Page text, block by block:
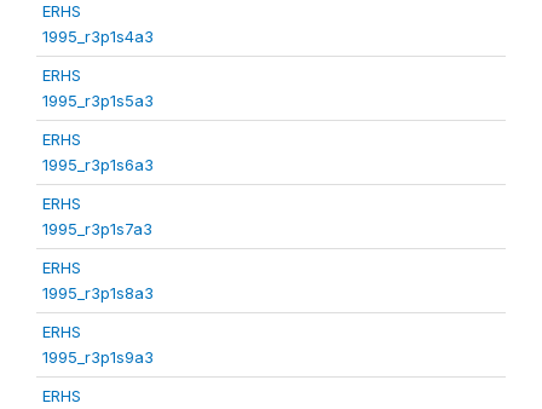
ERHS
1995_r3p1s4a3
ERHS
1995_r3p1s5a3
ERHS
1995_r3p1s6a3
ERHS
1995_r3p1s7a3
ERHS
1995_r3p1s8a3
ERHS
1995_r3p1s9a3
ERHS